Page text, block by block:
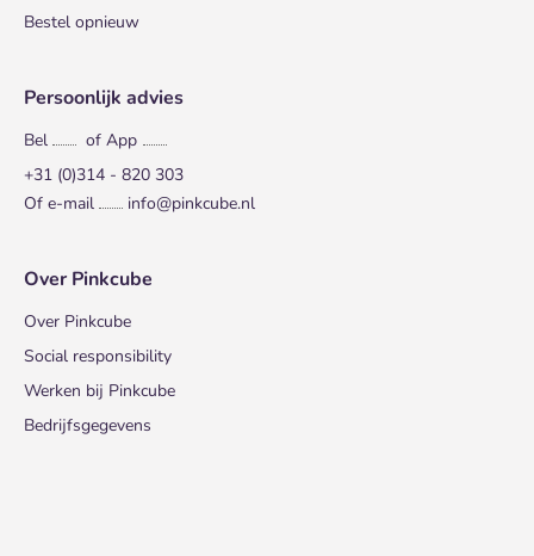
Bestel opnieuw
Persoonlijk advies
Bel
of App
+31 (0)314 - 820 303
Of e-mail
info@pinkcube.nl
Over Pinkcube
Over Pinkcube
Social responsibility
Werken bij Pinkcube
Bedrijfsgegevens